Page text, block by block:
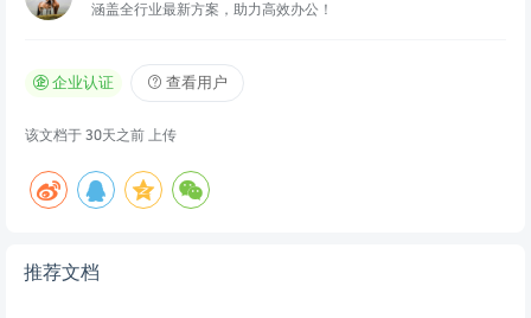
涵盖全行业最新方案，助力高效办公！
企业认证 查看用户
该文档于 30天之前 上传
推荐文档